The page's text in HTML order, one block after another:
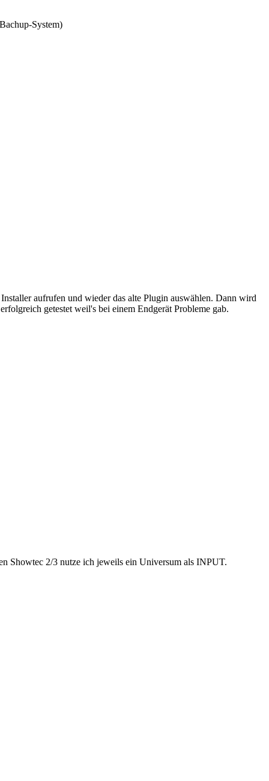
System)
aufrufen und wieder das alte Plugin auswählen. Dann wird
getestet weil's bei einem Endgerät Probleme gab.
Showtec 2/3 nutze ich jeweils ein Universum als INPUT.